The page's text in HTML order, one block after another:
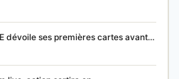
dévoile ses premières cartes avant…